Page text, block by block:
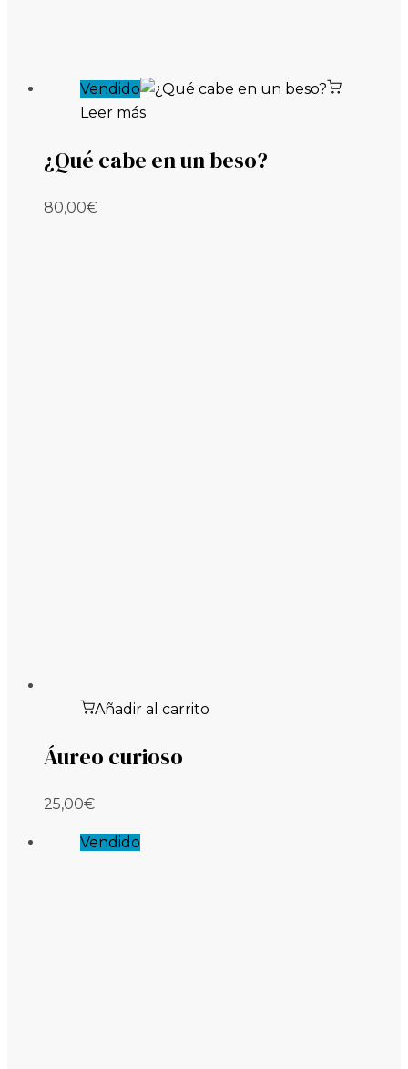
Vendido
Leer más
¿Qué cabe en un beso?
80,00€
Añadir al carrito
Áureo curioso
25,00€
Vendido